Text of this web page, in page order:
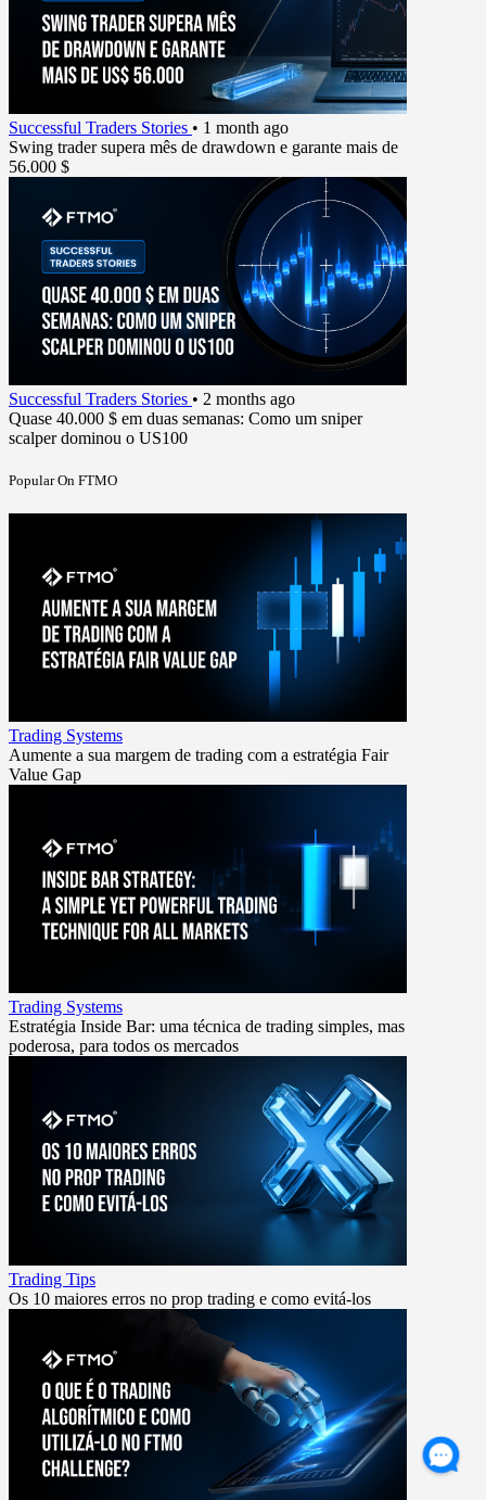
Successful Traders Stories • 1 month ago
Swing trader supera mês de drawdown e garante mais de
56.000 $
Successful Traders Stories • 2 months ago
Quase 40.000 $ em duas semanas: Como um sniper
scalper dominou o US100
Popular On FTMO
Trading Systems
Aumente a sua margem de trading com a estratégia Fair
Value Gap
Trading Systems
Estratégia Inside Bar: uma técnica de trading simples, mas
poderosa, para todos os mercados
Trading Tips
Os 10 maiores erros no prop trading e como evitá-los